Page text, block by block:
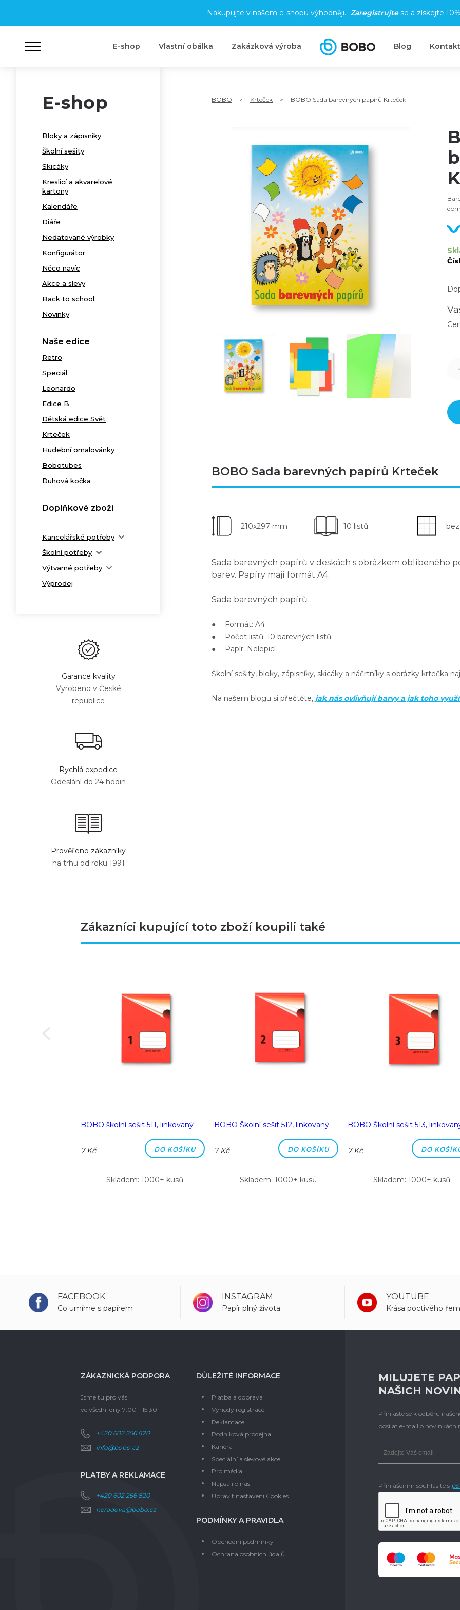
Nakupujte v našem e-shopu výhodněji. Zaregistrujtese a získejte
E-shop Vlastní obálka Zakázková výroba Blog Kontakt
E-shop
Bloky a zápisníky
Školní sešity
Skicáky
Kreslicí a akvarelové
kartony
Kalendáře
Diáře
Nedatované výrobky
Konfigurátor
Něco navíc
Akce a slevy
Back to school
Novinky
Naše edice
Retro
Speciál
Leonardo
Edice B
Dětská edice Svět
Krteček
Hudební omalovánky
Bobotubes
Duhová kočka
Doplňkové zboží
Kancelářské potřeby
Školní potřeby
Výtvarné potřeby
Výprodej
Garance kvality
Vyrobeno v České
republice
Rychlá expedice
Odeslání do 24 hodin
Prověřeno zákazníky
na trhu od roku 1991
BOBO > Krteček > BOBO Sada barevných papírů Krteček
BOBO Sada barevných papírů Krteček
210x297 mm 10 listů
Sada barevných papírů v deskách s obrázkem oblíbeného
barev. Papíry mají formát A4.
Sada barevných papírů
● Formát: A4
● Počet listů: 10 barevných listů
● Papír: Nelepicí
Školní sešity, bloky, zápisníky, skicáky a náčrtníky s obrázky krtečka
Na našem blogu si přečtěte, jak nás ovlivňují barvy a jak toho
Zákazníci kupující toto zboží koupili také
BOBO školní sešit 511, linkovaný
7 Kč DO KOŠÍKU
Skladem: 1000+ kusů
BOBO Školní sešit 512, linkovaný
7 Kč DO KOŠÍKU
Skladem: 1000+ kusů
BOBO Školní sešit 513,
7 Kč DO
Skladem: 1000+ kusů
Next
FACEBOOK
Co umíme s papírem
INSTAGRAM
Papír plný života
YOUTUBE
Krása poctivého
ZÁKAZNICKÁ PODPORA
Jsme tu pro vás
ve všední dny 7:00 - 15:30
+420 602 256 820
info@bobo.cz
PLATBY A REKLAMACE
+420 602 256 820
neradova@bobo.cz
DŮLEŽITÉ INFORMACE
Platba a doprava
Výhody registrace
Reklamace
Podniková prodejna
Kariéra
Speciální a slevové akce
Pro média
Napsali o nás
Upravit nastavení Cookies
PODMÍNKY A PRAVIDLA
Obchodní podmínky
Ochrana osobních údajů
MILUJETE
NAŠICH
Přihlaste se k odběru
posílat e-mail o novinkách
Přihlášením souhlasíte s